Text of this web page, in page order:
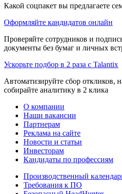
Какой соцпакет вы предлагаете
Оформляйте кандидатов онлайн
Проверяйте сотрудников и
документы без бумаг и личных
Ускорьте подбор в 2 раза с Talantix
Автоматизируйте сбор откликов,
собирайте аналитику в 2 клика
О компании
Наши вакансии
Партнерам
Реклама на сайте
Новости и статьи
Инвесторам
Кандидаты по профессиям
Производственный
Требования к ПО